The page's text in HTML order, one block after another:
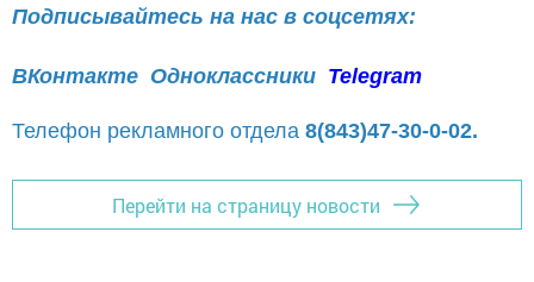
Подписывайтесь на нас в соцсетях:
ВКонтакте Одноклассники Telegram
Телефон рекламного отдела 8(843)47-30-0-02.
Перейти на страницу новости